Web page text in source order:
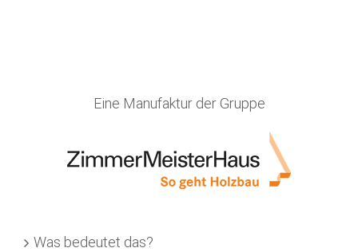
Eine Manufaktur der Gruppe
Was bedeutet das?